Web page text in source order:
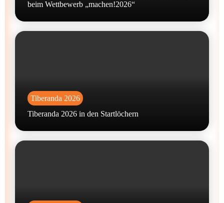
beim Wettbewerb „machen!2026“
Tiberanda 2026
Tiberanda 2026 in den Startlöchern